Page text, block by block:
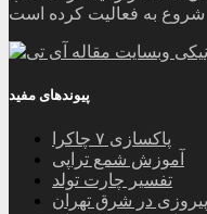
پیوندهای مفید
پاکسازی ۷ چاکرا
آموزش شمع تراپی
تفسیر چارت تولد
پیروزی در شرق تهران